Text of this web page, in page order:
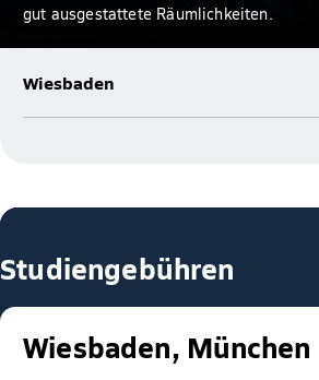
gut ausgestattete Räumlichkeiten.
Wiesbaden
Studiengebühren
Wiesbaden, München